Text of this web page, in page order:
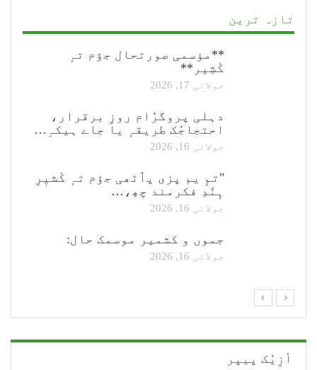
تازہ ترین
**مؤسمی صورتحال جۆم تہٕ
کٔشِیر**
جولائی 17, 2026
دہلی پروگرٛام روزِ برقرار،
احتجاجُک طریقہٕ یا جاے ہیکہِ…
جولائی 16, 2026
"تمِ یم پزی پٲٹھی جۆم تہٕ کٔشیٖرِ
ہٕنٛدِ فکرمند چھِ،…
جولائی 16, 2026
جموں و کشمیر موسمک حال:
جولائی 16, 2026
أزِیُک پیپر